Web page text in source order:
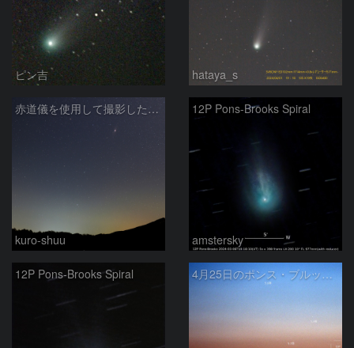
ピン吉 hataya_s
赤道儀を使用して撮影した画像のSequatorによるコンポジット結果
kuro-shuu
12P Pons-Brooks Spiral
amstersky
12P Pons-Brooks Spiral 4月25日のポンス・ブルックス彗星(12P)